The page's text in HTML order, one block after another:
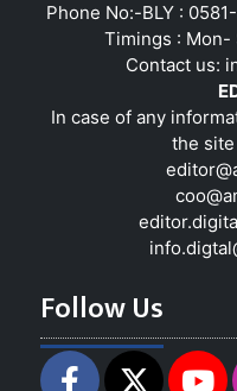
Phone No:-BLY :
Timings : Mon-
Contact us:
In case of any
the
Follow Us